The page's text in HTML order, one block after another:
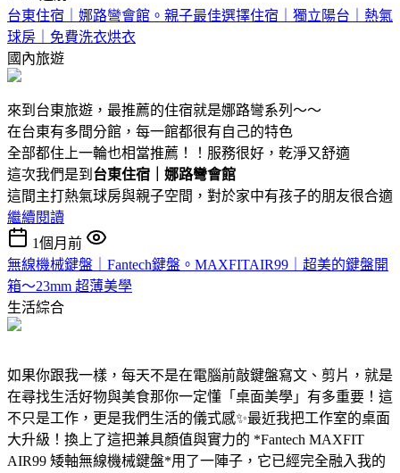
台東住宿｜娜路彎會館。親子最佳選擇住宿｜獨立陽台｜熱氣
球房｜免費洗衣烘衣
國內旅遊
來到台東旅遊，最推薦的住宿就是娜路彎系列～～
在台東有多間分館，每一館都很有自己的特色
全部都住上一輪也相當推薦！！服務很好，乾淨又舒適
這次我們是到 台東住宿｜娜路彎會館
這間主打熱氣球房與親子空間，對於家中有孩子的朋友很合適
繼續閱讀
1個月前
無線機械鍵盤｜Fantech鍵盤。MAXFITAIR99｜超美的鍵盤開
箱～23mm 超薄美學
生活綜合
如果你跟我一樣，每天不是在電腦前敲鍵盤寫文、剪片，就是
在尋找生活好物與美食那你一定懂「桌面美學」有多重要！這
不只是工作，更是我們生活的儀式感✨最近我把工作室的桌面
大升級！換上了這把兼具顏值與實力的 *Fantech MAXFIT
AIR99 矮軸無線機械鍵盤*用了一陣子，它已經完全融入我的